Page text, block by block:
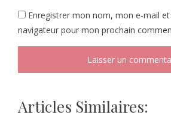
Enregistrer mon nom, mon e-mail
navigateur pour mon prochain
Articles Similaires: